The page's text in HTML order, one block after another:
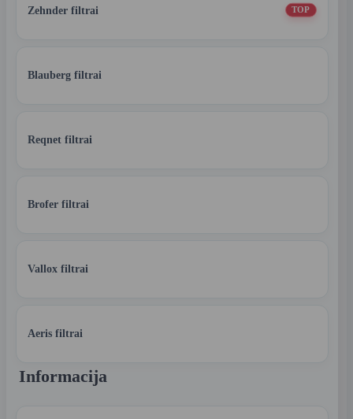
Zehnder filtrai TOP
Blauberg filtrai
Reqnet filtrai
Brofer filtrai
Vallox filtrai
Aeris filtrai
Informacija